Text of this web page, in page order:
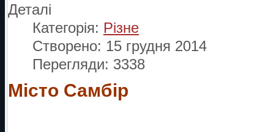
Деталі
Категорія: Різне
Створено: 15 грудня 2014
Перегляди: 3338
Місто Самбір